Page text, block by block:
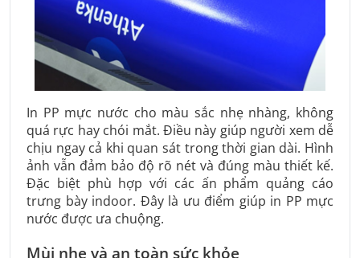
In PP mực nước cho màu sắc nhẹ nhàng, không
quá rực hay chói mắt. Điều này giúp người xem dễ
chịu ngay cả khi quan sát trong thời gian dài. Hình
ảnh vẫn đảm bảo độ rõ nét và đúng màu thiết kế.
Đặc biệt phù hợp với các ấn phẩm quảng cáo
trưng bày indoor. Đây là ưu điểm giúp in PP mực
nước được ưa chuộng.
Mùi nhẹ và an toàn sức khỏe